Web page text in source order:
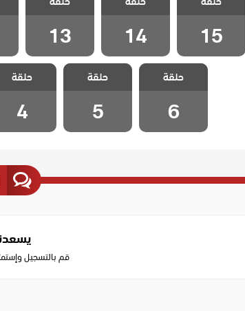
الحلقة 15
15
الحلقة 14
14
الحلقة 13
13
مسلسل العشق
عناداً مدبلج
الحلقة 6
حلقة
6
مسلسل العشق
عناداً مدبلج
الحلقة 5
حلقة
5
مسلسل
عناداً مدبلج
الحلقة 4
حلقة
4
قم بالتسجيل